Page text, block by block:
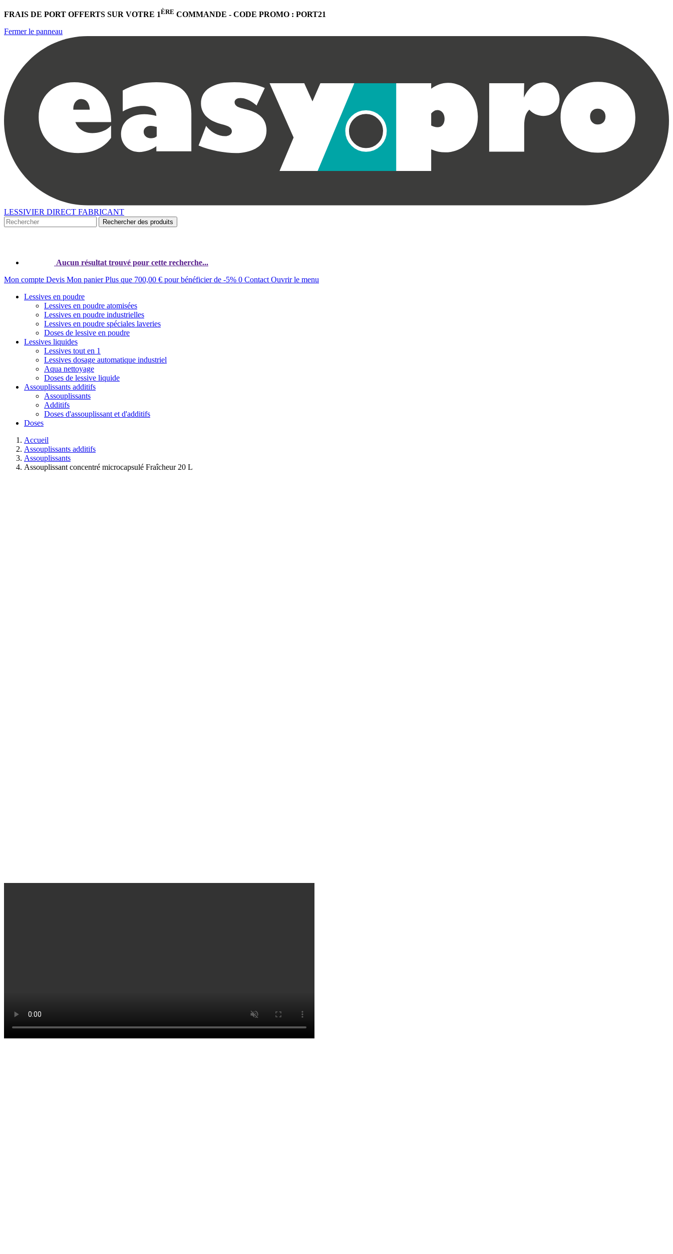
FRAIS DE PORT OFFERTS SUR VOTRE 1ÈRE COMMANDE - CODE PROMO : PORT21
Fermer le panneau
LESSIVIER DIRECT FABRICANT
Rechercher des produits
Aucun résultat trouvé pour cette recherche...
Mon compte Devis Mon panierPlus que 700,00 € pour bénéficier de -5% 0 Contact Ouvrir le menu
Lessives en poudre
Lessives en poudre atomisées
Lessives en poudre industrielles
Lessives en poudre spéciales laveries
Doses de lessive en poudre
Lessives liquides
Lessives tout en 1
Lessives dosage automatique industriel
Aqua nettoyage
Doses de lessive liquide
Assouplissants additifs
Assouplissants
Additifs
Doses d'assouplissant et d'additifs
Doses
Accueil
Assouplissants additifs
Assouplissants
Assouplissant concentré microcapsulé Fraîcheur 20 L